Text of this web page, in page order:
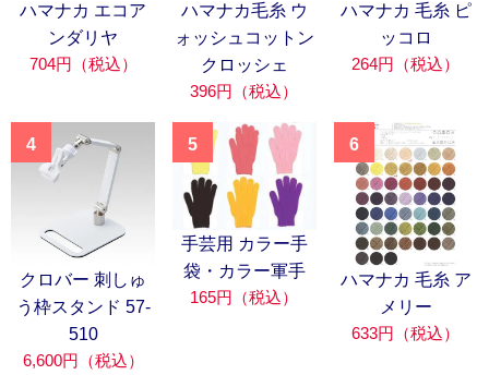
ハマナカ エコア
ンダリヤ
704円（税込）
ハマナカ毛糸 ウ
ォッシュコットン
クロッシェ
396円（税込）
ハマナカ 毛糸 ピ
ッコロ
264円（税込）
4
クロバー 刺しゅ
う枠スタンド 57-
510
6,600円（税込）
5
手芸用 カラー手
袋・カラー軍手
165円（税込）
6
ハマナカ 毛糸 ア
メリー
633円（税込）